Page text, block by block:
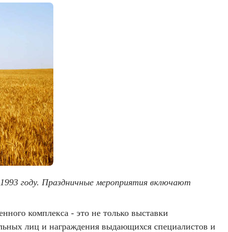
году. Праздничные мероприятия включают
комплекса - это не только выставки
лиц и награждения выдающихся специалистов и